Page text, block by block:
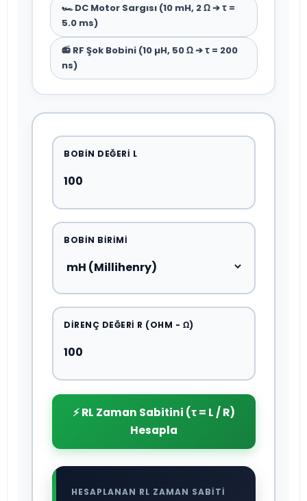
🏎️ DC Motor Sargısı (10 mH, 2 Ω ➔ τ =
5.0 ms)
📻 RF Şok Bobini (10 µH, 50 Ω ➔ τ = 200
ns)
BOBIN DEĞERI L
BOBIN BIRIMI
DIRENÇ DEĞERI R (OHM - Ω)
⚡ RL Zaman Sabitini (τ = L / R)
Hesapla
HESAPLANAN RL ZAMAN SABİTİ